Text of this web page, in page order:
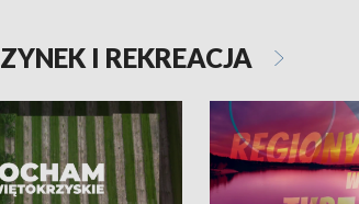
I REKREACJA